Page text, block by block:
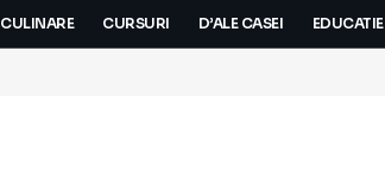
CULINARE CURSURI D’ALE CASEI EDUCATIE